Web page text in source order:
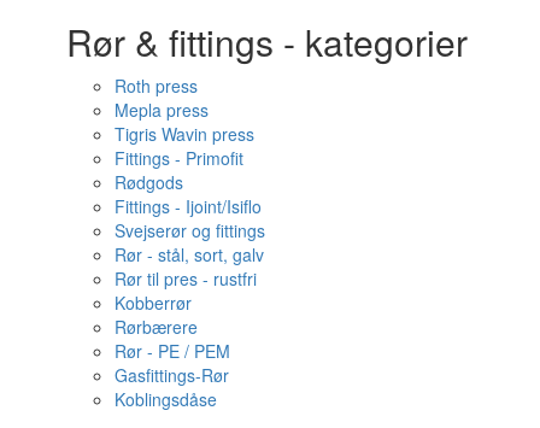
Rør & fittings - kategorier
Roth press
Mepla press
Tigris Wavin press
Fittings - Primofit
Rødgods
Fittings - Ijoint/Isiflo
Svejserør og fittings
Rør - stål, sort, galv
Rør til pres - rustfri
Kobberrør
Rørbærere
Rør - PE / PEM
Gasfittings-Rør
Koblingsdåse